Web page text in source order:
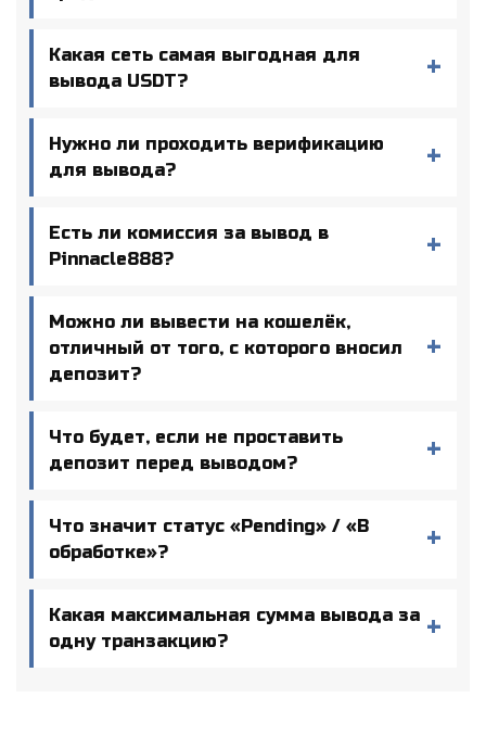
Какая сеть самая выгодная для
вывода USDT?
Нужно ли проходить верификацию
для вывода?
Есть ли комиссия за вывод в
Pinnacle888?
Можно ли вывести на кошелёк,
отличный от того, с которого вносил
депозит?
Что будет, если не проставить
депозит перед выводом?
Что значит статус «Pending» / «В
обработке»?
Какая максимальная сумма вывода за
одну транзакцию?